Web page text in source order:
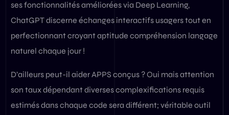
ses fonctionnalités améliorées via Deep Learning,
ChatGPT discerne échanges interactifs usagers tout en
perfectionnant croyant aptitude compréhension langage
naturel chaque jour !
D’ailleurs peut-il aider APPS conçus ? Oui mais attention
son taux dépendant diverses complexifications requis
estimés dans chaque code sera différent; véritable outil